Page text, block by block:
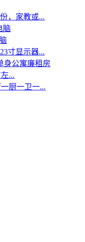
，家教或...
寸显示器...
...
厨一卫一...